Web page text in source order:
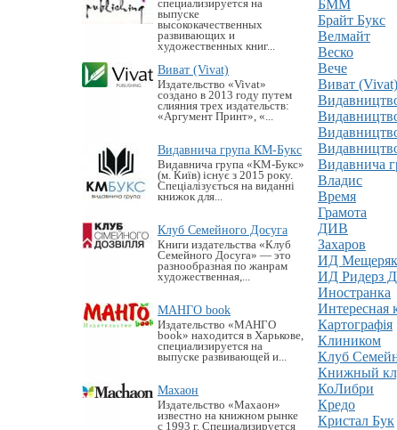
специализируется на
выпуске
высококачественных
развивающих и
художественных книг...
Виват (Vivat)
Издательство «Vivat»
создано в 2013 году путем
слияния трех издательств:
«Аргумент Принт», «...
Видавнича група КМ-Букс
Видавнича група «KM-Букс»
(м. Київ) існує з 2015 року.
Спеціалізується на виданні
книжок для...
Клуб Семейного Досуга
Книги издательства «Клуб
Семейного Досуга» — это
разнообразная по жанрам
художественная,...
МАНГО book
Издательство «MАНГО
book» находится в Харькове,
специализируется на
выпуске развивающей и...
Махаон
Издательство «Махаон»
известно на книжном рынке
с 1993 г. Специализируется
БММ
Брайт Букс
Велмайт
Веско
Вече
Виват (Vivat)
Видавнича
Владис
Время
Грамота
ДИВ
Захаров
ИД
ИД Ридерз
Иностранка
Интересная
Картографія
Клиником
Клуб
Книжный
КоЛибри
Кредо
Кристал Бук